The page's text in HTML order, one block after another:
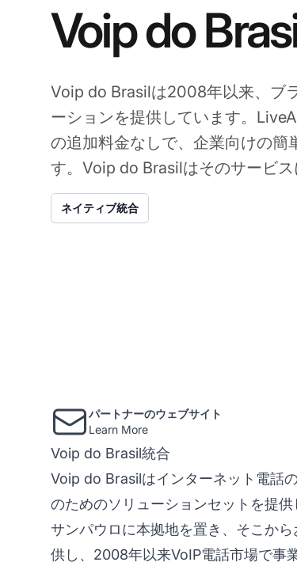
Voip do
Voip do Brasilは2008年以来、ブ
ーションを提供しています。
の追加料金なしで、企業向けの簡
す。Voip do Brasilはそのサービス
ネイティブ統合
パートナーのウェブサイト
Learn More
Voip do Brasil統合
Voip do Brasilはインターネット電話
のためのソリューションセットを提
サンパウロに本拠地を置き、そこか
供し、2008年以来VoIP電話市場で事